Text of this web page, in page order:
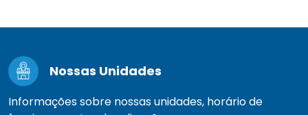
Nossas Unidades
Informações sobre nossas unidades, horário de